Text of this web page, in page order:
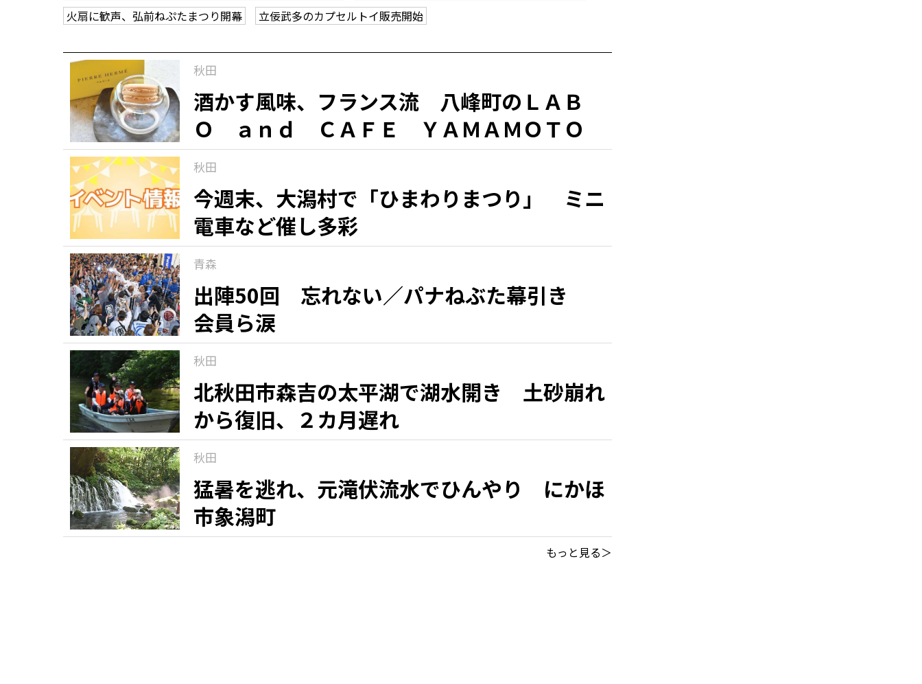
火扇に歓声、弘前ねぷたまつり開幕
立佞武多のカプセルトイ販売開始
秋田
酒かす風味、フランス流 八峰町のＬＡＢ
Ｏ ａｎｄ ＣＡＦＥ ＹＡＭＡＭＯＴＯ
「マカロン『シラカミ』」」 県北・盛夏の
銘菓（９）
秋田
今週末、大潟村で「ひまわりまつり」 ミニ
電車など催し多彩
青森
出陣50回 忘れない／パナねぶた幕引き
会員ら涙
秋田
北秋田市森吉の太平湖で湖水開き 土砂崩れ
から復旧、２カ月遅れ
秋田
猛暑を逃れ、元滝伏流水でひんやり にかほ
市象潟町
もっと見る＞